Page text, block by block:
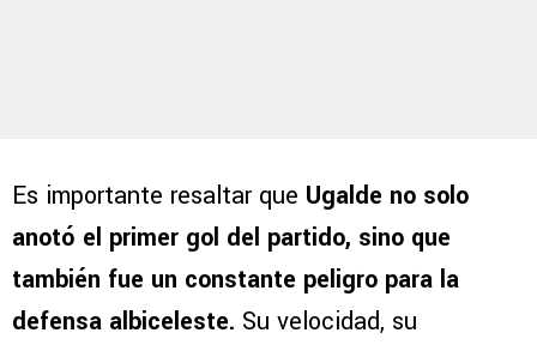
Es importante resaltar que Ugalde no solo
anotó el primer gol del partido, sino que
también fue un constante peligro para la
defensa albiceleste. Su velocidad, su